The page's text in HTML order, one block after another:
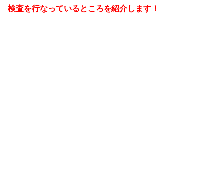
検査を行なっているところを紹介します！